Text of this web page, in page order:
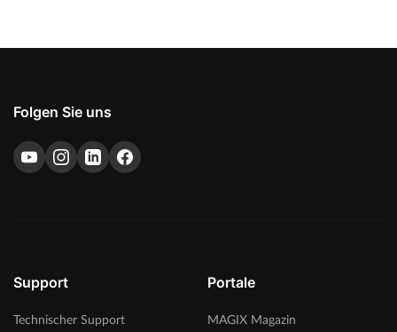
Folgen Sie uns
Support
Technischer Support
Portale
MAGIX Magazin